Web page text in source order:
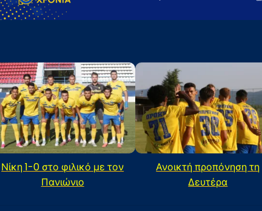
Νίκη 1-0 στο φιλικό με τον
Πανιώνιο
Ανοικτή προπόνηση τη
Δευτέρα